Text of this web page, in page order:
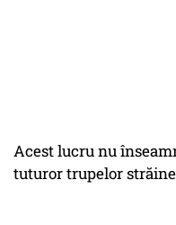
Acest lucru nu
tuturor trupelor